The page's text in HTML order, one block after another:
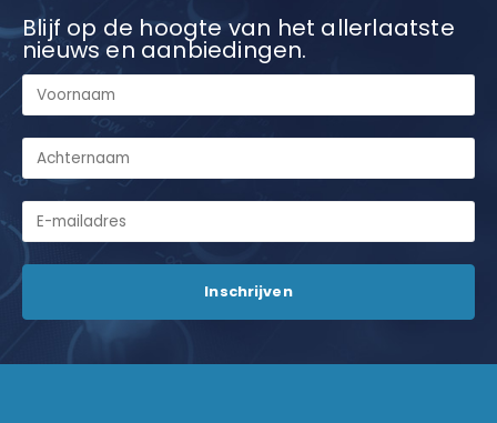
Blijf op de hoogte van het allerlaatste
nieuws en aanbiedingen.